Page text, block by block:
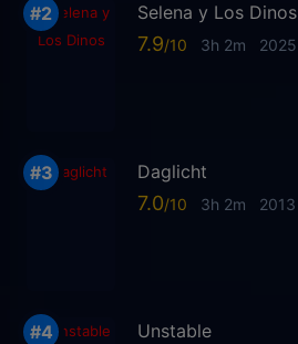
Selena y Los Dinos
7.9 3h 2m 2025
Daglicht
7.0 3h 2m 2013
Unstable